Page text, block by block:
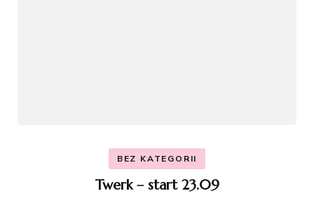
BEZ KATEGORII
Twerk – start 23.09